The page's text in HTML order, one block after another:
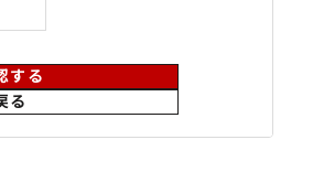
る
する